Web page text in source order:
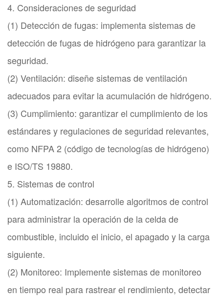
4. Consideraciones de seguridad
(1) Detección de fugas: implementa sistemas de
detección de fugas de hidrógeno para garantizar la
seguridad.
(2) Ventilación: diseñe sistemas de ventilación
adecuados para evitar la acumulación de hidrógeno.
(3) Cumplimiento: garantizar el cumplimiento de los
estándares y regulaciones de seguridad relevantes,
como NFPA 2 (código de tecnologías de hidrógeno)
e ISO/TS 19880.
5. Sistemas de control
(1) Automatización: desarrolle algoritmos de control
para administrar la operación de la celda de
combustible, incluido el inicio, el apagado y la carga
siguiente.
(2) Monitoreo: Implemente sistemas de monitoreo
en tiempo real para rastrear el rendimiento, detectar